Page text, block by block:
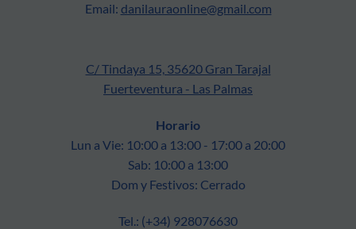
Email: danilauraonline@gmail.com
C/ Tindaya 15, 35620 Gran Tarajal
Fuerteventura - Las Palmas
Horario
Lun a Vie: 10:00 a 13:00 - 17:00 a 20:00
Sab: 10:00 a 13:00
Dom y Festivos: Cerrado
Tel.: (+34) 928076630